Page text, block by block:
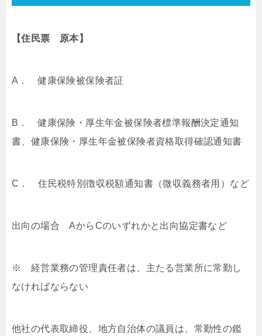
【住民票 原本】
A． 健康保険被保険者証
B． 健康保険・厚生年金被保険者標準報酬決定通知
書、健康保険・厚生年金被保険者資格取得確認通知書
C． 住民税特別徴収税額通知書（微収義務者用）など
出向の場合 AからCのいずれかと出向協定書など
※ 経営業務の管理責任者は、主たる営業所に常勤し
なければならない
他社の代表取締役、地方自治体の議員は、常勤性の鑑